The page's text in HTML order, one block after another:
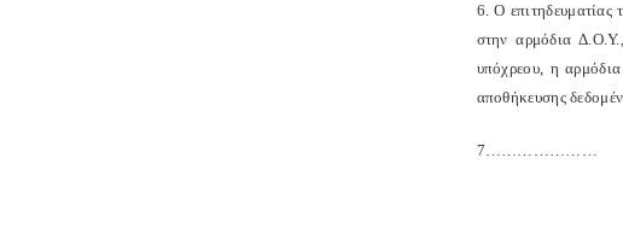
6. Ο επιτηδευματίας
στην αρμόδια
υπόχρεου, η
αποθήκευσης
7…………………